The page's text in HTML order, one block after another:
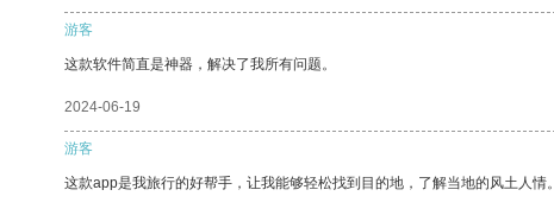
游客
这款软件简直是神器，解决了我所有问题。
2024-06-19
游客
这款app是我旅行的好帮手，让我能够轻松找到目的地，了解当地的风土人情。